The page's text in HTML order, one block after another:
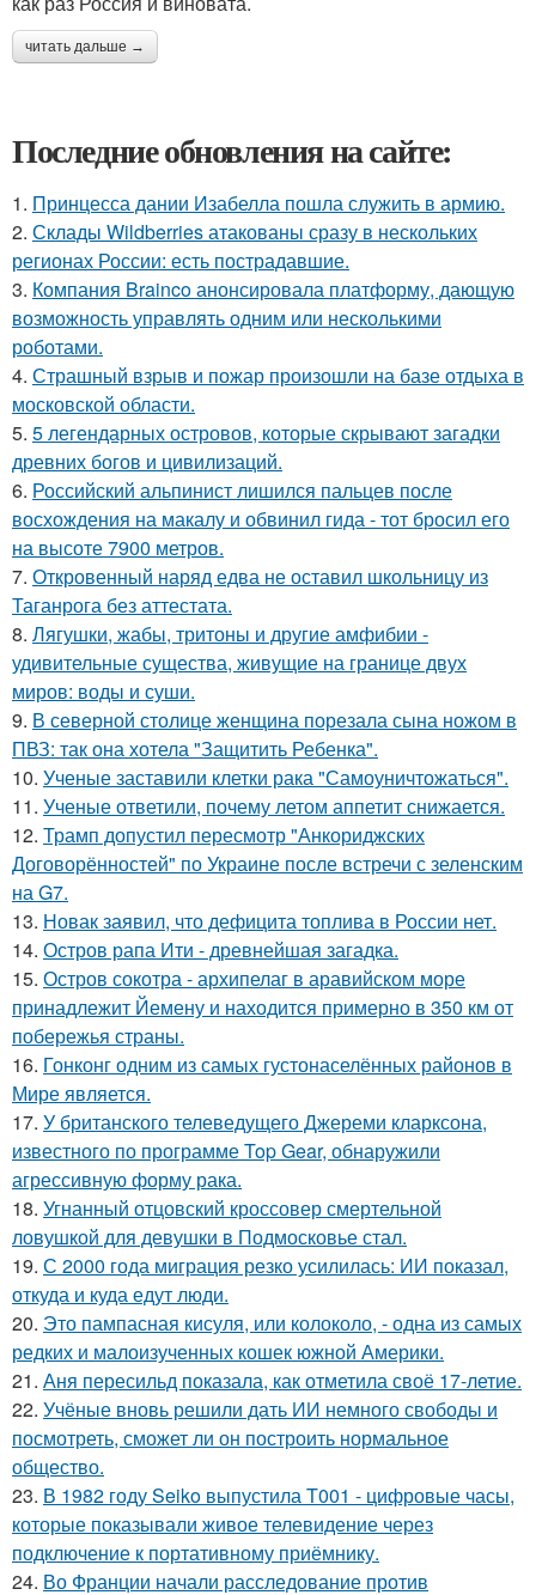
читать дальше →
Последние обновления на сайте:
1. Принцесса дании Изабелла пошла служить в армию.
2. Склады Wildberries атакованы сразу в нескольких
регионах России: есть пострадавшие.
3. Компания Brainco анонсировала платформу, дающую
возможность управлять одним или несколькими
роботами.
4. Страшный взрыв и пожар произошли на базе отдыха в
московской области.
5. 5 легендарных островов, которые скрывают загадки
древних богов и цивилизаций.
6. Российский альпинист лишился пальцев после
восхождения на макалу и обвинил гида - тот бросил его
на высоте 7900 метров.
7. Откровенный наряд едва не оставил школьницу из
Таганрога без аттестата.
8. Лягушки, жабы, тритоны и другие амфибии -
удивительные существа, живущие на границе двух
миров: воды и суши.
9. В северной столице женщина порезала сына ножом в
ПВЗ: так она хотела "Защитить Ребенка".
10. Ученые заставили клетки рака "Самоуничтожаться".
11. Ученые ответили, почему летом аппетит снижается.
12. Трамп допустил пересмотр "Анкориджских
Договорённостей" по Украине после встречи с зеленским
на G7.
13. Новак заявил, что дефицита топлива в России нет.
14. Остров рапа Ити - древнейшая загадка.
15. Остров сокотра - архипелаг в аравийском море
принадлежит Йемену и находится примерно в 350 км от
побережья страны.
16. Гонконг одним из самых густонаселённых районов в
Мире является.
17. У британского телеведущего Джереми кларксона,
известного по программе Top Gear, обнаружили
агрессивную форму рака.
18. Угнанный отцовский кроссовер смертельной
ловушкой для девушки в Подмосковье стал.
19. С 2000 года миграция резко усилилась: ИИ показал,
откуда и куда едут люди.
20. Это пампасная кисуля, или колоколо, - одна из самых
редких и малоизученных кошек южной Америки.
21. Аня пересильд показала, как отметила своё 17-летие.
22. Учёные вновь решили дать ИИ немного свободы и
посмотреть, сможет ли он построить нормальное
общество.
23. В 1982 году Seiko выпустила T001 - цифровые часы,
которые показывали живое телевидение через
подключение к портативному приёмнику.
24. Во Франции начали расследование против